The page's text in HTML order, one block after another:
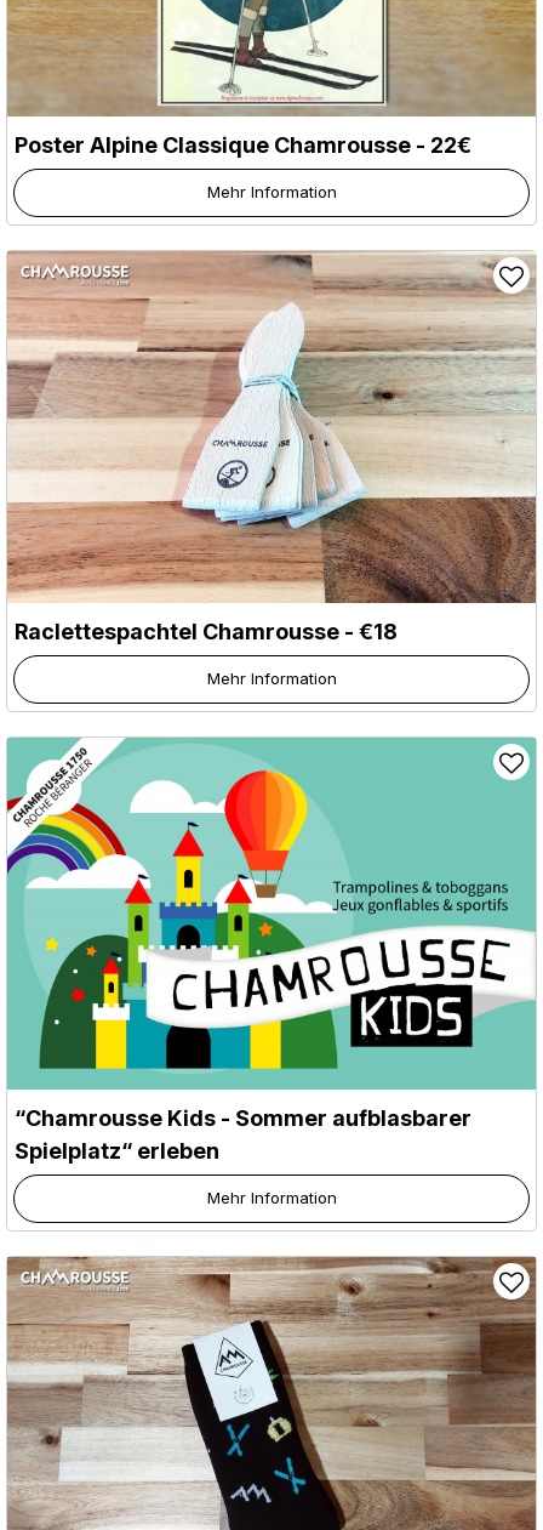
Poster Alpine Classique Chamrousse - 22€
Mehr Information
Raclettespachtel Chamrousse - €18
Mehr Information
“Chamrousse Kids - Sommer aufblasbarer
Spielplatz“ erleben
Mehr Information